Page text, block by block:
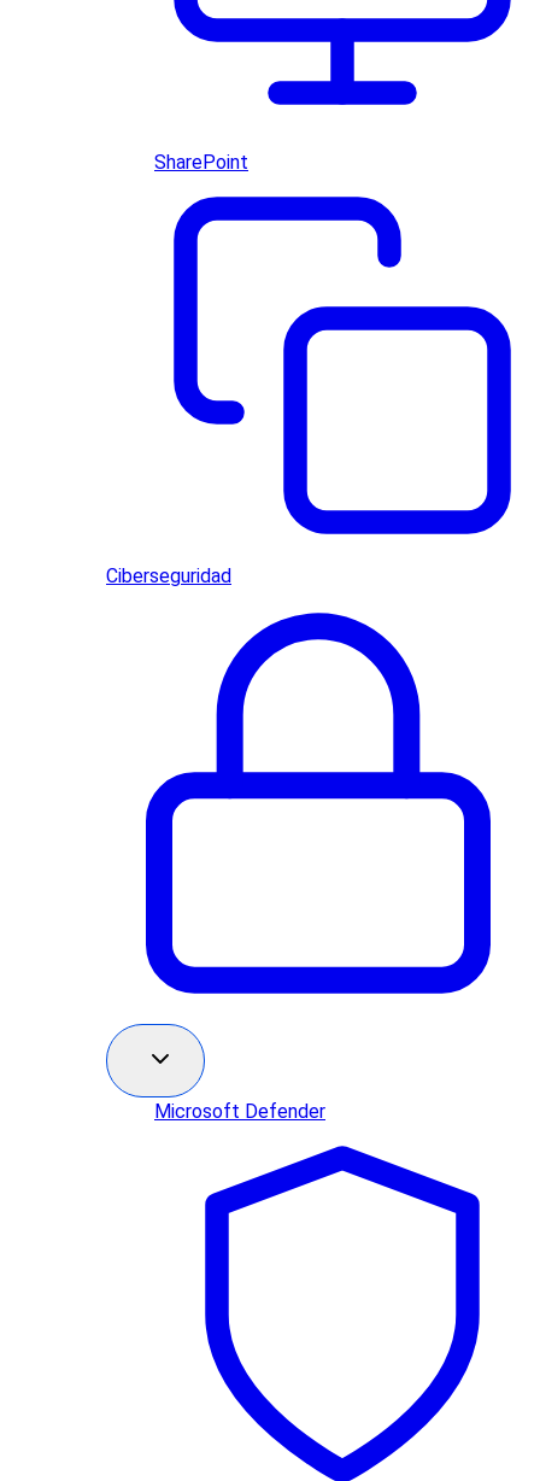
SharePoint
Ciberseguridad
Microsoft Defender